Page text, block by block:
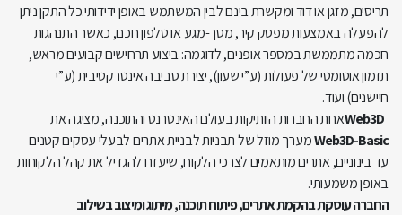
תריסים, מזגן או דוד ומקשרת בינם לבין המשתמש באופן ידידותי.כל התקן ניתן
להפעלה באמצעות מפסק קיר, מסך-מגע או טלפון חכם, כאשר התנהגות
חכמה מתממשת במספר אופנים, לדוגמה: ביצוע תרחישים קבועים מראש,
תזמון אוטומטי של פעולות (ע”י שעון), יצירת סביבה אינטרקטיבית (ע”י
חיישנים) ועוד.
Web3Dאחת החברות הוותיקות בעולם האינטרנט והתוכנה, מציגה את
Web3D-Basicמערך מוזל של תבניות לבניית אתרים לבעלי עסקים קטנים
עד בינוניים, אתרים מותאמים לצרכי הלקוח, שיעזרו להגדיל את קהל הלקוחות
באופן משמעותי.
החברה עוסקת בהקמת אתרים, פיתוח תוכנה, מיתוג ומיצוב בשילוב